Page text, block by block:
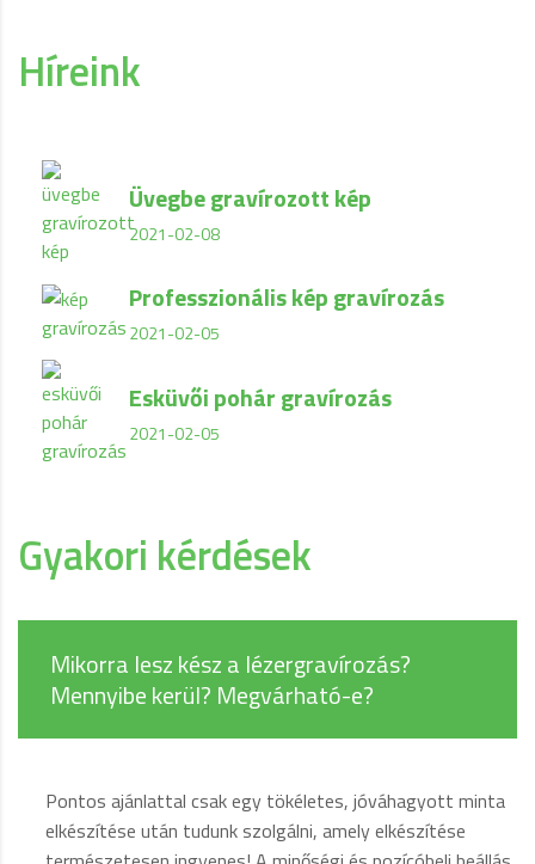
Híreink
Üvegbe gravírozott kép
2021-02-08
Professzionális kép gravírozás
2021-02-05
Esküvői pohár gravírozás
2021-02-05
Gyakori kérdések
Mikorra lesz kész a lézergravírozás?
Mennyibe kerül? Megvárható-e?
Pontos ajánlattal csak egy tökéletes, jóváhagyott minta
elkészítése után tudunk szolgálni, amely elkészítése